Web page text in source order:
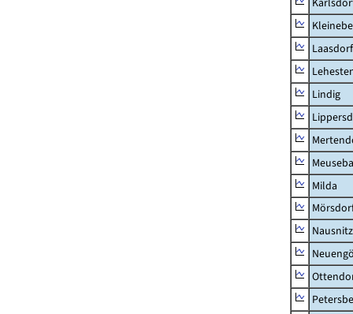
Laasdorf
Lindig
Milda
Nausnitz